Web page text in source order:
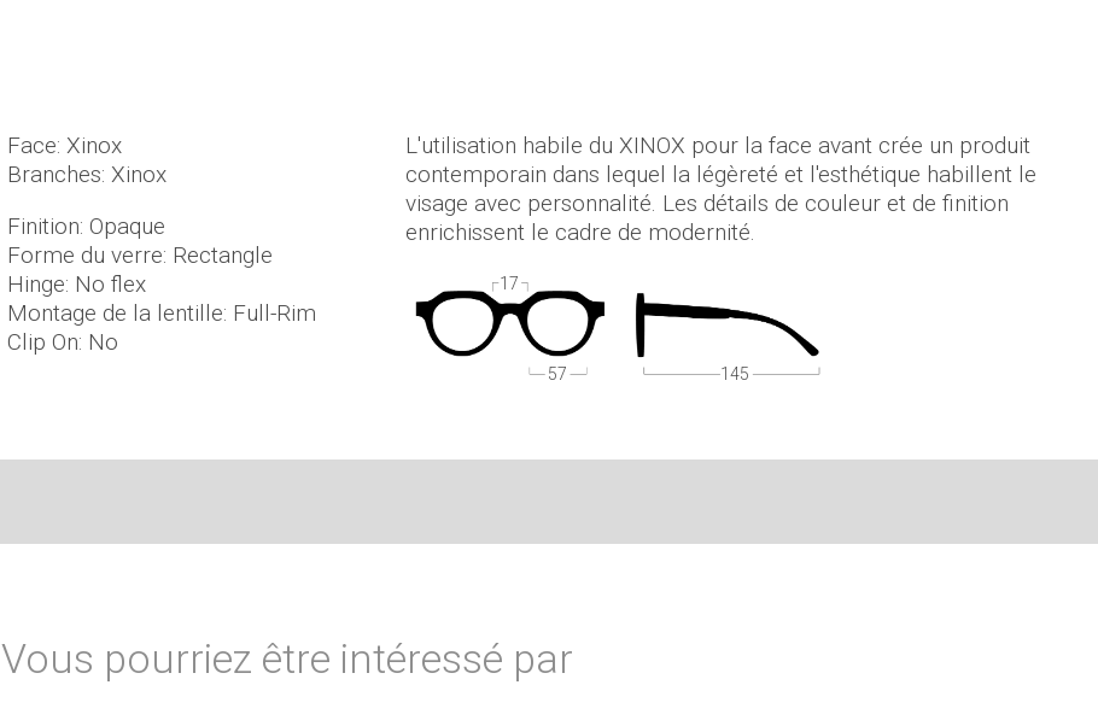
Face: Xinox
Branches: Xinox
Finition: Opaque
Forme du verre: Rectangle
Hinge: No flex
Montage de la lentille: Full-Rim
Clip On: No
L'utilisation habile du XINOX pour la face avant crée un produit
contemporain dans lequel la légèreté et l'esthétique habillent le
visage avec personnalité. Les détails de couleur et de finition
enrichissent le cadre de modernité.
57
17
145
Vous pourriez être intéressé par